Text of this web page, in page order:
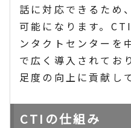
話に対応できるため
可能になります。
ンタクトセンターを
で広く導入されてお
足度の向上に貢献し
CTIの仕組み